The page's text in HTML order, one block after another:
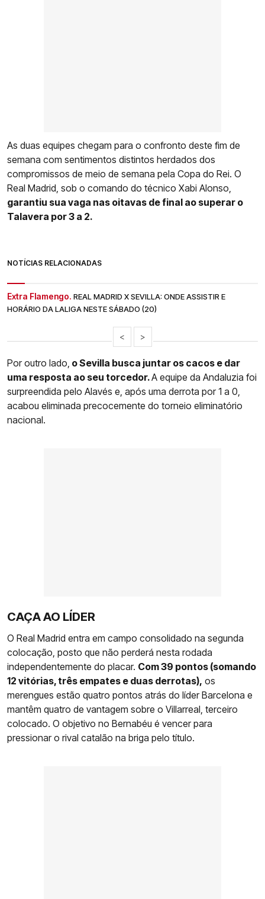
As duas equipes chegam para o confronto deste fim de
semana com sentimentos distintos herdados dos
compromissos de meio de semana pela Copa do Rei. O
Real Madrid, sob o comando do técnico Xabi Alonso,
garantiu sua vaga nas oitavas de final ao superar o
Talavera por 3 a 2.
NOTÍCIAS RELACIONADAS
Extra Flamengo. REAL MADRID X SEVILLA: ONDE ASSISTIR E
HORÁRIO DA LALIGA NESTE SÁBADO (20)
< >
Por outro lado, o Sevilla busca juntar os cacos e dar
uma resposta ao seu torcedor.A equipe da Andaluzia foi
surpreendida pelo Alavés e, após uma derrota por 1 a 0,
acabou eliminada precocemente do torneio eliminatório
nacional.
CAÇA AO LÍDER
O Real Madrid entra em campo consolidado na segunda
colocação, posto que não perderá nesta rodada
independentemente do placar. Com 39 pontos (somando
12 vitórias, três empates e duas derrotas), os
merengues estão quatro pontos atrás do líder Barcelona e
mantêm quatro de vantagem sobre o Villarreal, terceiro
colocado. O objetivo no Bernabéu é vencer para
pressionar o rival catalão na briga pelo título.